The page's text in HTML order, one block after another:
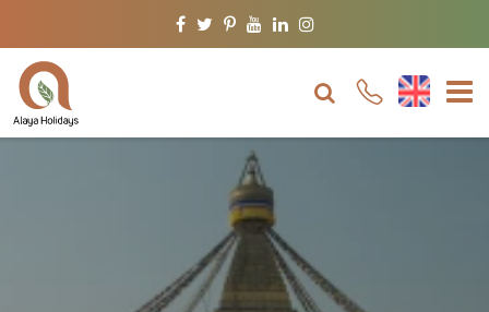
Facebook
Twitter
Pinterest
Youtube
LinkedinInstagram